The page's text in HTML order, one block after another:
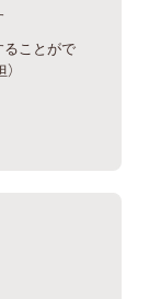
ことがで